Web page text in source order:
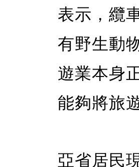
表示，纜
有野生動
遊業本身
能夠將旅
亞省居民